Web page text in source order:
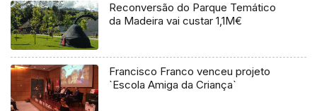
Reconversão do Parque Temático
da Madeira vai custar 1,1M€
Francisco Franco venceu projeto
`Escola Amiga da Criança`